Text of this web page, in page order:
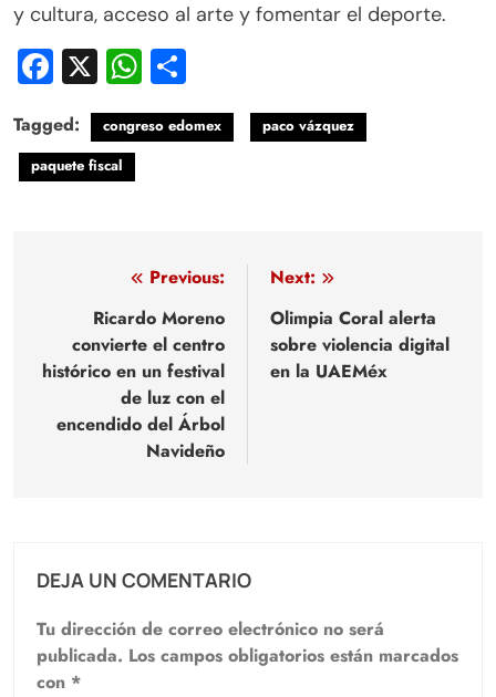
y cultura, acceso al arte y fomentar el deporte.
Facebook
X WhatsApp
Tagged: congreso edomex
paco vázquez
paquete fiscal
Navegación
entradas
Previous:
Ricardo Moreno
convierte el centro
histórico en un festival
de luz con el
encendido del Árbol
Navideño
Next:
Olimpia Coral alerta
sobre violencia digital
en la UAEMéx
DEJA UN COMENTARIO
Tu dirección de correo electrónico no será
publicada. Los campos obligatorios están marcados
con *